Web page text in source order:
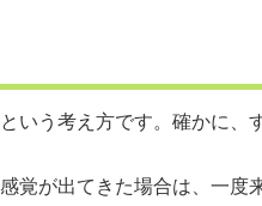
いう考え方です。確かに、
覚が出てきた場合は、一度